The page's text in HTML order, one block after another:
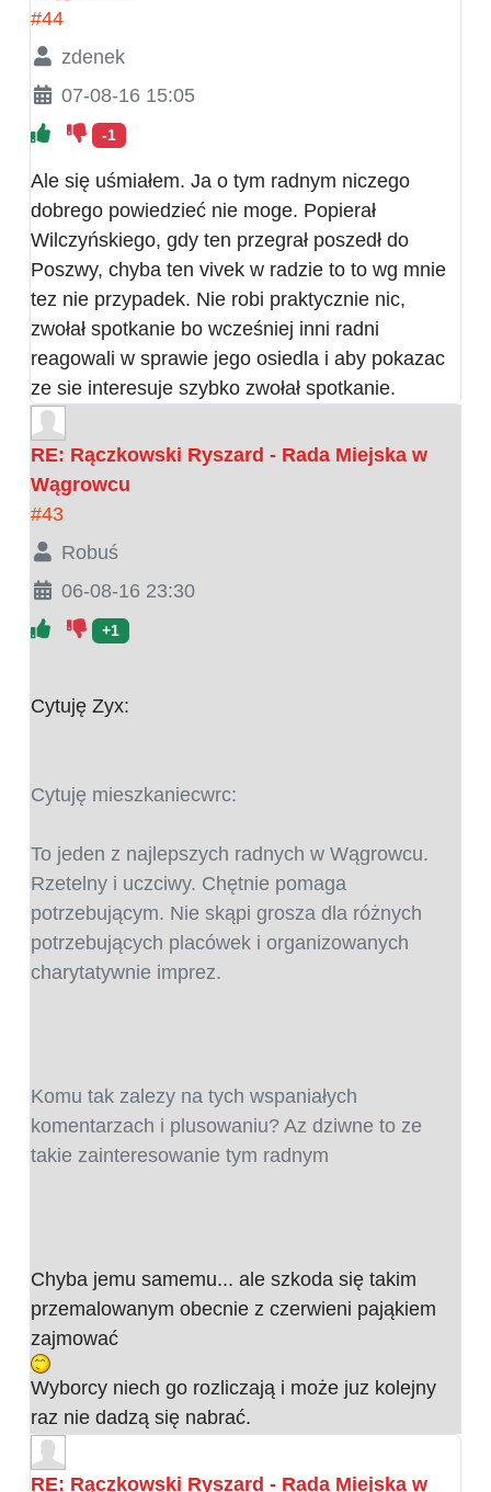
#44
zdenek
07-08-16 15:05
-1
Ale się uśmiałem. Ja o tym radnym niczego
dobrego powiedzieć nie moge. Popierał
Wilczyńskiego, gdy ten przegrał poszedł do
Poszwy, chyba ten vivek w radzie to to wg mnie
tez nie przypadek. Nie robi praktycznie nic,
zwołał spotkanie bo wcześniej inni radni
reagowali w sprawie jego osiedla i aby pokazac
ze sie interesuje szybko zwołał spotkanie.
RE: Rączkowski Ryszard - Rada Miejska w
Wągrowcu
#43
Robuś
06-08-16 23:30
+1
Cytuję Zyx:
Cytuję mieszkaniecwrc:
To jeden z najlepszych radnych w Wągrowcu.
Rzetelny i uczciwy. Chętnie pomaga
potrzebującym. Nie skąpi grosza dla różnych
potrzebujących placówek i organizowanych
charytatywnie imprez.
Komu tak zalezy na tych wspaniałych
komentarzach i plusowaniu? Az dziwne to ze
takie zainteresowanie tym radnym
Chyba jemu samemu... ale szkoda się takim
przemalowanym obecnie z czerwieni pająkiem
zajmować
Wyborcy niech go rozliczają i może juz kolejny
raz nie dadzą się nabrać.
RE: Rączkowski Ryszard - Rada Miejska w